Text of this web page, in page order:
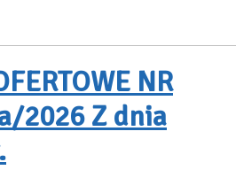
NR
2026 Z dnia